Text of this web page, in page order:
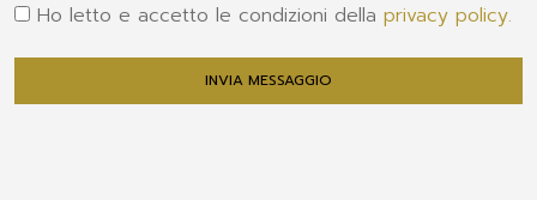
Ho letto e accetto le condizioni della privacy policy.
INVIA MESSAGGIO